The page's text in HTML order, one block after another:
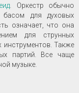
. Оркестр обычно
басом для духовых
означает, что она
для струнных
инструментов. Также
партий. Все чаще
музыке.